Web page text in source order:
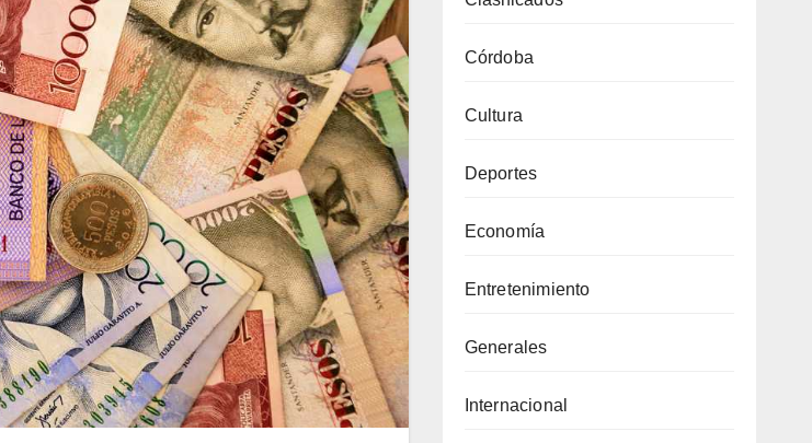
Córdoba
Cultura
Deportes
Economía
Entretenimiento
Generales
Internacional